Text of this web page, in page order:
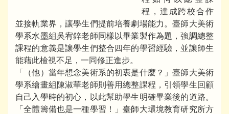
程，達成跨校合作
並接軌業界，讓學生們提前培養劇場能力。臺師大美術
學系水墨組吳宥鋅老師同樣以畢業製作為題，強調總整
課程的意義是讓學生們整合四年的學習經驗，並讓師生
能藉此檢視不足，一同修正進步。
「（他）當年想念美術系的初衷是什麼？」臺師大美術
學系繪畫組陳淑華老師則善用總整課程，引領學生回顧
自己入學時的初心，以此幫助學生明確畢業後的道路。
「全體籌備也是一種學習！」臺師大環境教育研究所方